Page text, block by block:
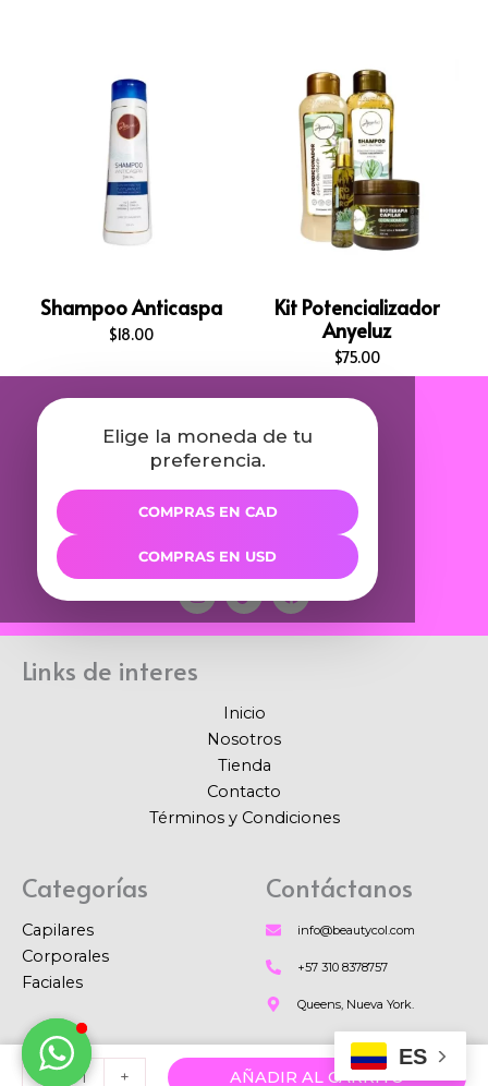
Shampoo Anticaspa
$18.00
Kit Potencializador
Anyeluz
$75.00
Elige la moneda de tu
preferencia.
COMPRAS EN CAD
COMPRAS EN USD
I
n
s
t
g
m
T
i
k
t
F
a
c
e
Links de interes
Inicio
Nosotros
Tienda
Contacto
Términos y Condiciones
Categorías
Capilares
Corporales
Faciales
Contáctanos
info@beautycol.com
+57 310 8378757
Queens, Nueva York.
COPYRIGHT © 2024 BeautyCol
ES
-
Serum
+ AÑADIR AL CARRITO